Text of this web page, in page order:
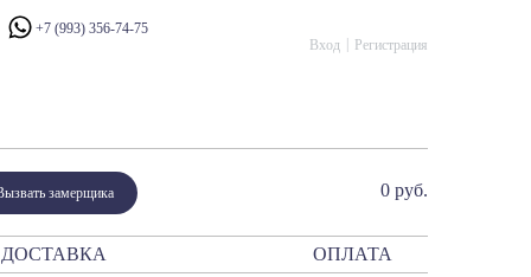
+7 (993) 356-74-75
Вход
Регистрация
замерщика 0 руб.
ДОСТАВКА ОПЛАТА